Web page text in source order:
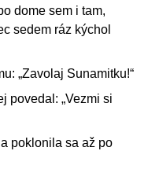
dome sem i tam,
sedem ráz kýchol
„Zavolaj Sunamitku!“
povedal: „Vezmi si
poklonila sa až po